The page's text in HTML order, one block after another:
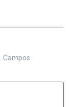
Campos